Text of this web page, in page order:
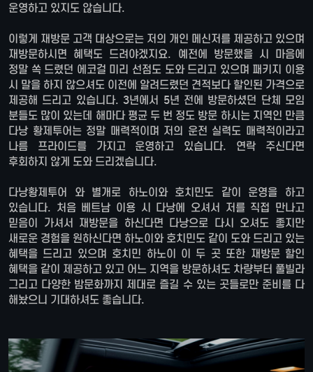
운영하고 있지도 않습니다.
이렇게 재방문 고객 대상으로는 저의 개인 메신저를 제공하고 있으며
재방문하시면 혜택도 드려야겠지요. 예전에 방문했을 시 마음에
정말 쏙 드렸던 에코걸 미리 선점도 도와 드리고 있으며 패키지 이용
시 말을 하지 않으셔도 이전에 알려드렸던 견적보다 할인된 가격으로
제공해 드리고 있습니다. 3년에서 5년 전에 방문하셨던 단체 모임
분들도 많이 있는데 해마다 평균 두 번 정도 방문 하시는 지역인 만큼
다낭 황제투어는 정말 매력적이며 저의 운전 실력도 매력적이라고
나름 프라이드를 가지고 운영하고 있습니다. 연락 주신다면
후회하지 않게 도와 드리겠습니다.
다낭황제투어 와 별개로 하노이와 호치민도 같이 운영을 하고
있습니다. 처음 베트남 이용 시 다낭에 오셔서 저를 직접 만나고
믿음이 가셔서 재방문을 하신다면 다낭으로 다시 오셔도 좋지만
새로운 경험을 원하신다면 하노이와 호치민도 같이 도와 드리고 있는
혜택을 드리고 있으며 호치민 하노이 이 두 곳 또한 재방문 할인
혜택을 같이 제공하고 있고 어느 지역을 방문하셔도 차량부터 풀빌라
그리고 다양한 밤문화까지 제대로 즐길 수 있는 곳들로만 준비를 다
해놨으니 기대하셔도 좋습니다.